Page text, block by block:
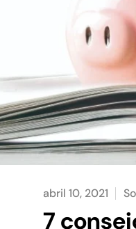
abril 10, 2021
7